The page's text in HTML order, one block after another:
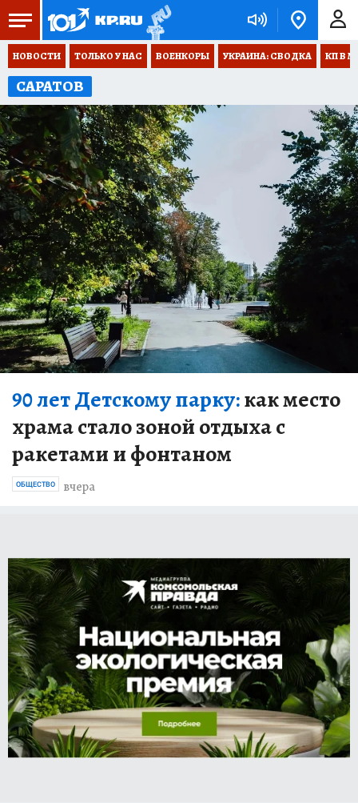
НОВОСТИ ТОЛЬКО У НАС ВОЕНКОРЫ УКРАИНА: СВОДКА КП В
САРАТОВ
90 лет Детскому парку:как место
храма стало зоной отдыха с
ракетами и фонтаном
вчера
ОБЩЕСТВО